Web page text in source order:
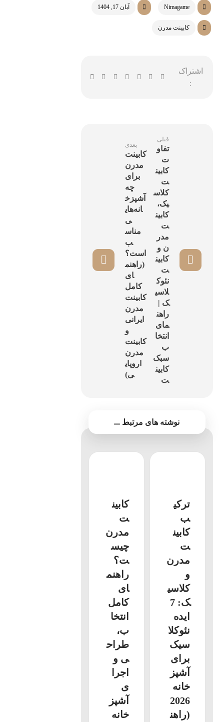
Nimagame آبان 17, 1404
کابینت مدرن
قبلی
تفاو
ت
کابین
ت
کلاس
یک،
کابین
ت
مدر
ن و
کابین
ت
نئوک
لاسی
ک |
راهن
مای
انتخا
ب
سبک
کابین
ت
بعدی
کابینت
مدرن
برای
چه
آشپزخ
انه‌های
ی
مناس
ب
است؟
(راهنم
ای
کامل
کابینت
مدرن
ایرانی
و
کابینت
مدرن
اروپای
ی)
نوشته های مرتبط ...
ترکی
ب
کابین
ت
مدرن
و
کلاسی
ک: 7
ایده
نئوکلا
سیک
برای
آشپز
خانه
2026
(راهن
کابین
ت
مدرن
چیس
ت؟
راهنم
ای
کامل
انتخا
ب،
طراح
ی و
اجرا
ی
آشپز
خانه